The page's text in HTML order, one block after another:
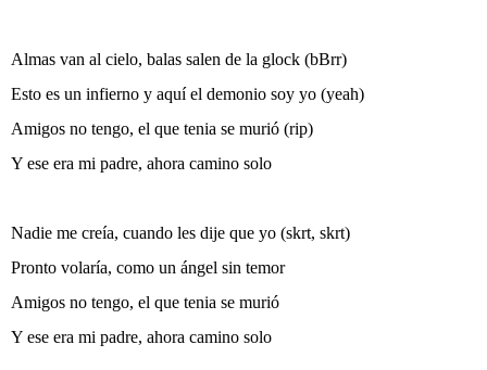
Almas van al cielo, balas salen de la glock (bBrr)
Esto es un infierno y aquí el demonio soy yo (yeah)
Amigos no tengo, el que tenia se murió (rip)
Y ese era mi padre, ahora camino solo
Nadie me creía, cuando les dije que yo (skrt, skrt)
Pronto volaría, como un ángel sin temor
Amigos no tengo, el que tenia se murió
Y ese era mi padre, ahora camino solo